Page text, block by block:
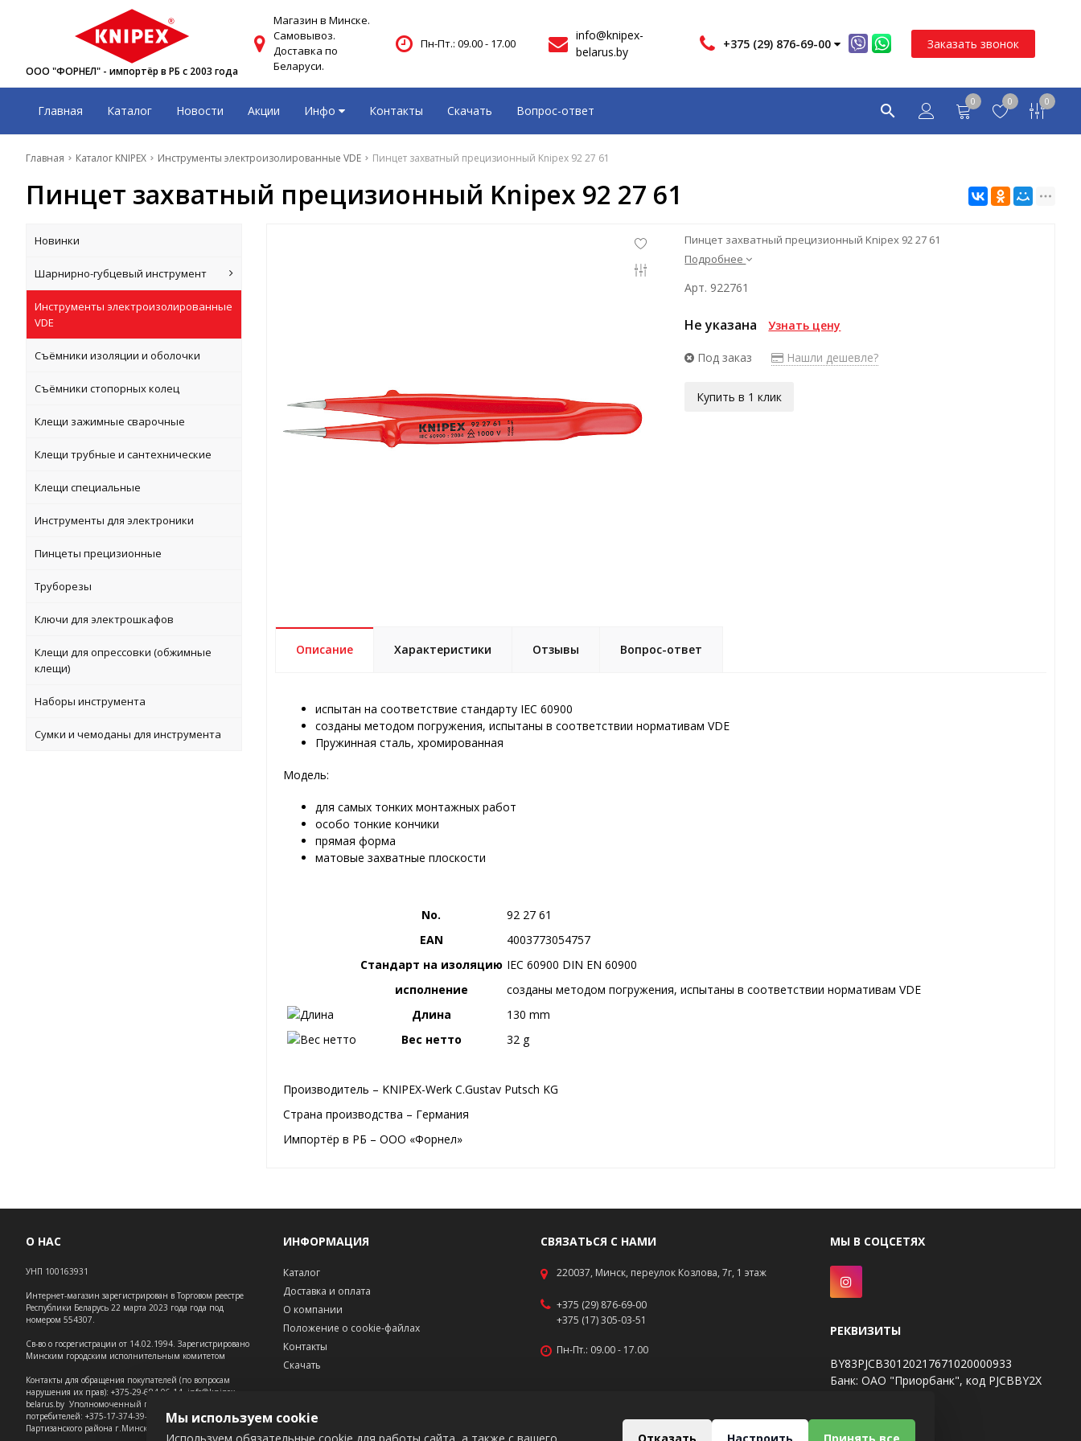
ООО "ФОРНЕЛ" - импортёр в РБ с 2003 года
Магазин в Минске.
Самовывоз.
Доставка по
Беларуси.
Пн-Пт.: 09.00 - 17.00
info@knipex-
belarus.by
+375 (29) 876-69-00 Заказать звонок
Главная Каталог Новости Акции Инфо Контакты Скачать Вопрос-ответ
0 0 0
Главная Каталог KNIPEX Инструменты электроизолированные VDE Пинцет захватный прецизионный Knipex 92 27 61
Пинцет захватный прецизионный Knipex 92 27 61
Новинки
Шарнирно-губцевый инструмент
Инструменты электроизолированные
VDE
Съёмники изоляции и оболочки
Съёмники стопорных колец
Клещи зажимные сварочные
Клещи трубные и сантехнические
Клещи специальные
Инструменты для электроники
Пинцеты прецизионные
Труборезы
Ключи для электрошкафов
Клещи для опрессовки (обжимные
клещи)
Наборы инструмента
Сумки и чемоданы для инструмента
Пинцет захватный прецизионный Knipex 92 27 61
Подробнее
Арт. 922761
Не указана Узнать цену
Под заказ Нашли дешевле?
Купить в 1 клик
Описание Характеристики Отзывы Вопрос-ответ
испытан на соответствие стандарту IEC 60900
созданы методом погружения, испытаны в соответствии нормативам VDE
Пружинная сталь, хромированная
Модель:
для самых тонких монтажных работ
особо тонкие кончики
прямая форма
матовые захватные плоскости
No.
92 27 61
EAN
4003773054757
Стандарт на изоляцию IEC 60900 DIN EN 60900
исполнение
созданы методом погружения, испытаны в соответствии нормативам VDE
Длина
130 mm
Вес нетто
32 g
Производитель – KNIPEX-Werk C.Gustav Putsch KG
Страна производства – Германия
Импортёр в РБ – ООО «Форнел»
О НАС
УНП 100163931
Интернет-магазин зарегистрирован в Торговом реестре
Республики Беларусь 22 марта 2023 года года под
номером 554307.
Св-во о госрегистрации от 14.02.1994. Зарегистрировано
Минским городским исполнительным комитетом
Контакты для обращения покупателей (по вопросам
нарушения их прав): +375-29-684-06-14, info@knipex-
belarus.by Уполномоченный по защите прав
потребителей: +375-17-374-39-73 – администрация
Партизанского района г.Минска.
ИНФОРМАЦИЯ
Каталог
Доставка и оплата
О компании
Положение о cookie-файлах
Контакты
Скачать
СВЯЗАТЬСЯ С НАМИ
220037, Минск, переулок Козлова, 7г, 1 этаж
+375 (29) 876-69-00
+375 (17) 305-03-51
Пн-Пт.: 09.00 - 17.00
МЫ В СОЦСЕТЯХ
РЕКВИЗИТЫ
BY83PJCB30120217671020000933
Банк: ОАО "Приорбанк", код PJCBBY2X
Мы используем cookie
Отказать Настроить Принять все